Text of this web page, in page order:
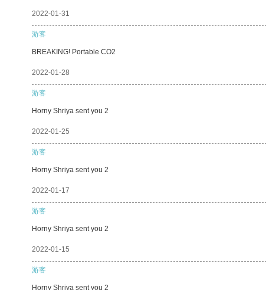
2022-01-31
游客
BREAKING! Portable CO2
2022-01-28
游客
Horny Shriya sent you 2
2022-01-25
游客
Horny Shriya sent you 2
2022-01-17
游客
Horny Shriya sent you 2
2022-01-15
游客
Horny Shriya sent you 2